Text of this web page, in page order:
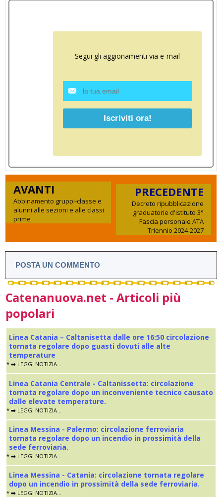
Segui gli aggionamenti via e-mail
AVANTI
Abbinamento gruppi-classe e
alunni alle sezioni e alle classi
prime
PRECEDENTE
Decreto ripubblicazione
graduatorie d'istituto 3°
Fascia personale ATA
Triennio 2024-2027
POSTA UN COMMENTO
Catenanuova.net - Articoli più
popolari
Linea Catania – Caltanisetta dalle ore 16:50 circolazione
tornata regolare dopo guasti dovuti alle alte
temperature
* ➡️ LEGGI NOTIZIA...
Linea Catania Centrale - Caltanissetta: circolazione
tornata regolare dopo un inconveniente tecnico causato
dalle elevate temperature.
* ➡️ LEGGI NOTIZIA...
Linea Messina - Palermo: circolazione ferroviaria
tornata regolare dopo un incendio in prossimità della
sede ferroviaria.
* ➡️ LEGGI NOTIZIA...
Linea Messina - Catania: circolazione tornata regolare
dopo un incendio in prossimità della sede ferroviaria.
* ➡️ LEGGI NOTIZIA...